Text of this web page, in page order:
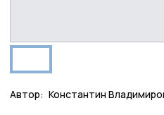
Автор: Константин